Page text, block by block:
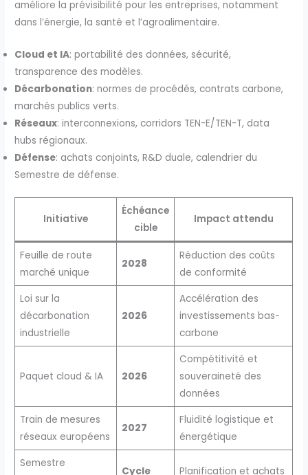
améliore la prévisibilité pour les entreprises, notamment
dans l’énergie, la santé et l’agroalimentaire.
Cloud et IA: portabilité des données, sécurité,
transparence des modèles.
Décarbonation: normes de procédés, contrats carbone,
marchés publics verts.
Réseaux: interconnexions, corridors TEN-E/TEN-T, data
hubs régionaux.
Défense: achats conjoints, R&D duale, calendrier du
Semestre de défense.
Initiative
Échéance
cible
Impact attendu
Feuille de route
marché unique
2028
Réduction des coûts
de conformité
Loi sur la
décarbonation
industrielle
2026
Accélération des
investissements bas-
carbone
Paquet cloud & IA 2026
Compétitivité et
souveraineté des
données
Train de mesures
réseaux européens
2027
Fluidité logistique et
énergétique
Semestre
Cycle Planification et achats